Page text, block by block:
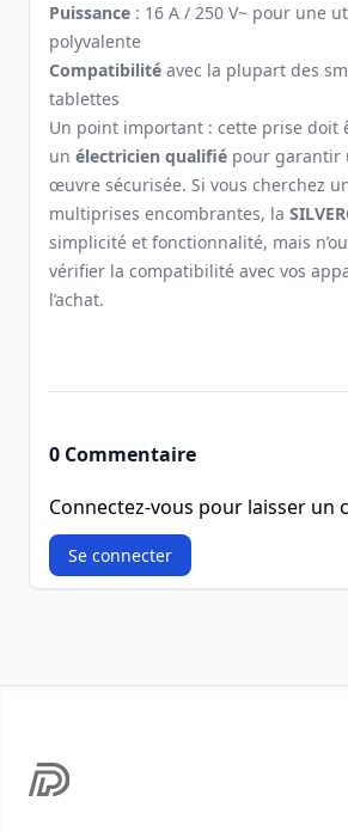
Puissance : 16 A / 250 V~ pour une
polyvalente
Compatibilité avec la plupart des
tablettes
Un point important : cette prise doit
un électricien qualifié pour garantir
œuvre sécurisée. Si vous cherchez
multiprises encombrantes, la
simplicité et fonctionnalité, mais
vérifier la compatibilité avec vos
l’achat.
0 Commentaire
Connectez-vous pour laisser un
Se connecter